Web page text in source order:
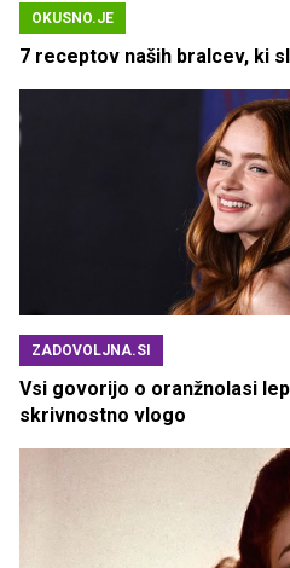
OKUSNO.JE
7 receptov naših bralcev, ki
ZADOVOLJNA.SI
Vsi govorijo o oranžnolasi
skrivnostno vlogo